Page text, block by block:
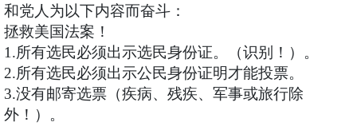
和党人为以下内容而奋斗：
拯救美国法案！
1.所有选民必须出示选民身份证。（识别！）。
2.所有选民必须出示公民身份证明才能投票。
3.没有邮寄选票（疾病、残疾、军事或旅行除
外！）。